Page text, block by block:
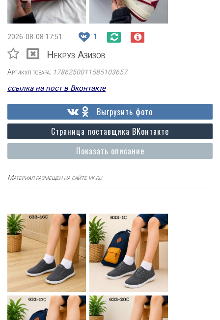
2026-08-08 17:51 1
Некруз Азизов
Артикул товара: 1786250011585103657
ссылка на пост в Вконтакте
Показать описание
Страница поставщика ВКонтакте
Выгрузить фото
Материал размещен на сайте vk.ru